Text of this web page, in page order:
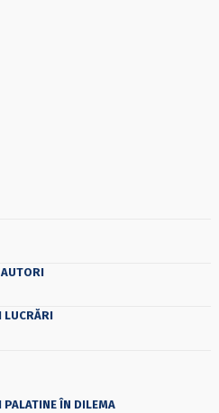
AUTORI
LUCRĂRI
PALATINE ÎN DILEMA